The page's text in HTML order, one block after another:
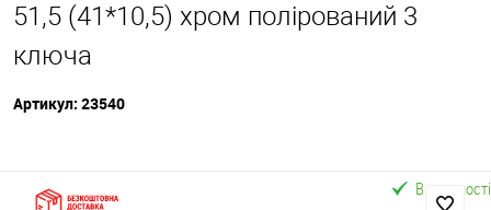
51,5 (41*10,5) хром полірований 3
ключа
Артикул: 23540
В наявності